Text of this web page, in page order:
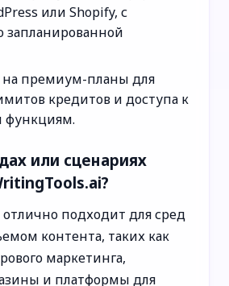
или Shopify, с
запланированной
премиум-планы для
кредитов и доступа к
или сценариях
подходит для сред
контента, таких как
маркетинга,
и платформы для